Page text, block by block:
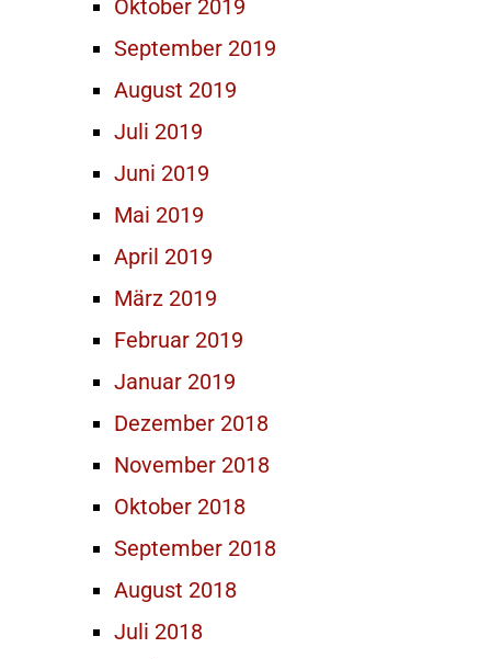
Oktober 2019
September 2019
August 2019
Juli 2019
Juni 2019
Mai 2019
April 2019
März 2019
Februar 2019
Januar 2019
Dezember 2018
November 2018
Oktober 2018
September 2018
August 2018
Juli 2018